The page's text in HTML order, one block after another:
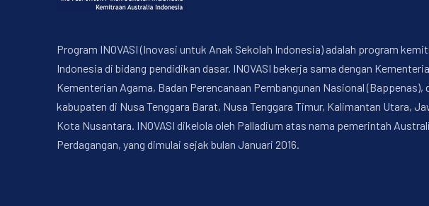
Program INOVASI (Inovasi untuk Anak Sekolah Indonesia) adalah program
Indonesia di bidang pendidikan dasar. INOVASI bekerja sama dengan
Kementerian Agama, Badan Perencanaan Pembangunan Nasional
kabupaten di Nusa Tenggara Barat, Nusa Tenggara Timur, Kalimantan Utara,
Kota Nusantara. INOVASI dikelola oleh Palladium atas nama pemerintah
Perdagangan, yang dimulai sejak bulan Januari 2016.